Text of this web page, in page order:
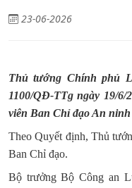
23-06-2026
Thủ tướng Chính phủ
1100/QĐ-TTg ngày 19/6/
viên Ban Chỉ đạo An
Theo Quyết định, Thủ
Ban Chỉ đạo.
Bộ trưởng Bộ Công an